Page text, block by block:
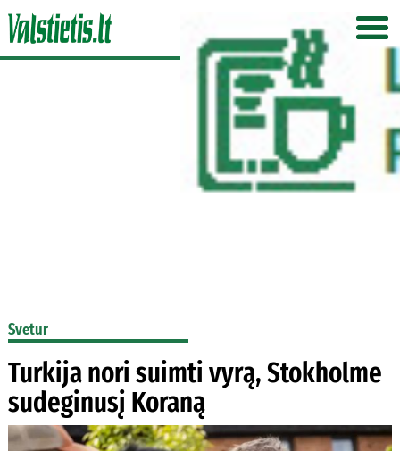
Svetur
Turkija nori suimti vyrą, Stokholme
sudeginusį Koraną